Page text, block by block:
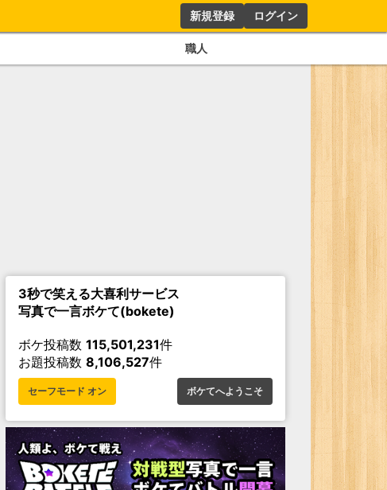
新規登録 ログイン
職人
3秒で笑える大喜利サービス
写真で一言ボケて(bokete)
ボケ投稿数 115,501,231件
お題投稿数 8,106,527件
セーフモード オン ボケてへようこそ